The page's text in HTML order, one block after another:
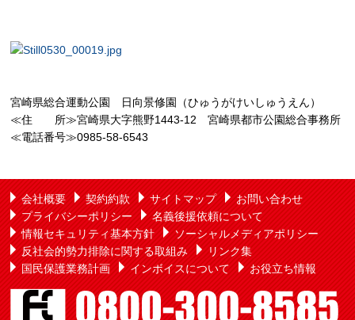
宮崎県総合運動公園 日向景修園（ひゅうがけいしゅうえん）
≪住 所≫宮崎県大字熊野1443-12 宮崎県都市公園総合事務所
≪電話番号≫0985-58-6543
会社概要 契約約款 サイトマップ
お問い合わせ
プライバシーポリシー
名義後援依頼について
情報セキュリティ基本方針
ソーシャルメディアポリシー
反社会的勢力排除に関する取組み
リンク集
国民保護業務計画
インボイスについて お役立ち情報